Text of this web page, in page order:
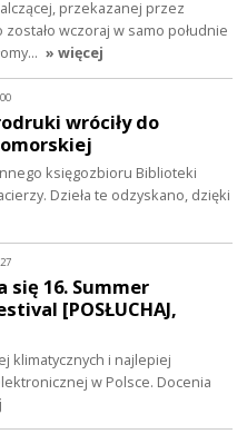
przekazanej przez
wczoraj w samo południe
» więcej
wróciły do
księgozbioru Biblioteki
Dzieła te odzyskano, dzięki
się 16. Summer
[POSŁUCHAJ,
klimatycznych i najlepiej
w Polsce. Docenia